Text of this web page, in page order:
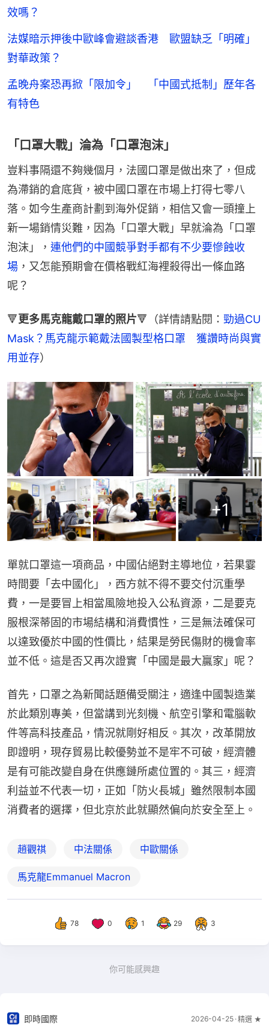
效嗎？
法媒暗示押後中歐峰會避談香港 歐盟缺乏「明確」
對華政策？
孟晚舟案恐再掀「限加令」 「中國式抵制」歷年各
有特色
「口罩大戰」淪為「口罩泡沫」
豈料事隔還不夠幾個月，法國口罩是做出來了，但成
為滯銷的倉底貨，被中國口罩在市場上打得七零八
落。如今生產商計劃到海外促銷，相信又會一頭撞上
新一場銷情災難，因為「口罩大戰」早就淪為「口罩
泡沫」， 連他們的中國競爭對手都有不少要慘蝕收
場 ，又怎能預期會在價格戰紅海裡殺得出一條血路
呢？
🔻更多馬克龍戴口罩的照片🔻（詳情請點閱： 勁過CU
Mask？馬克龍示範戴法國製型格口罩　獲讚時尚與實
用並存）
+1
單就口罩這一項商品，中國佔絕對主導地位，若果霎
時間要「去中國化」，西方就不得不要交付沉重學
費，一是要冒上相當風險地投入公私資源，二是要克
服根深蒂固的市場結構和消費慣性，三是無法確保可
以達致優於中國的性價比，結果是勞民傷財的機會率
並不低。這是否又再次證實「中國是最大贏家」呢？
首先，口罩之為新聞話題備受關注，適逢中國製造業
於此類別專美，但當講到光刻機、航空引擎和電腦軟
件等高科技產品，情況就剛好相反。其次，改革開放
即證明，現存貿易比較優勢並不是牢不可破，經濟體
是有可能改變自身在供應鏈所處位置的。其三，經濟
利益並不代表一切，正如「防火長城」雖然限制本國
消費者的選擇，但北京於此就顯然偏向於安全至上。
趙觀祺 中法關係 中歐關係
馬克龍Emmanuel Macron
78 0 1 29 3
你可能感興趣
即時國際 2026-04-25 精選 ★